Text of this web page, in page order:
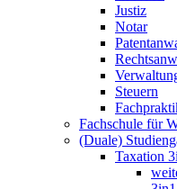
Justiz
Notar
Steuern
Fachschule für
(Duale)
Taxation